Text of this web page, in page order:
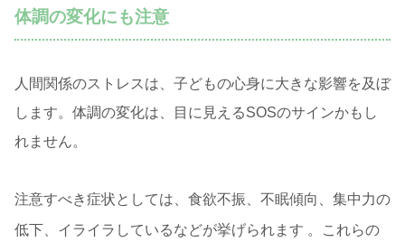
体調の変化にも注意
人間関係のストレスは、子どもの心身に大きな影響を及ぼ
します。体調の変化は、目に見えるSOSのサインかもし
れません。
注意すべき症状としては、食欲不振、不眠傾向、集中力の
低下、イライラしているなどが挙げられます 。これらの